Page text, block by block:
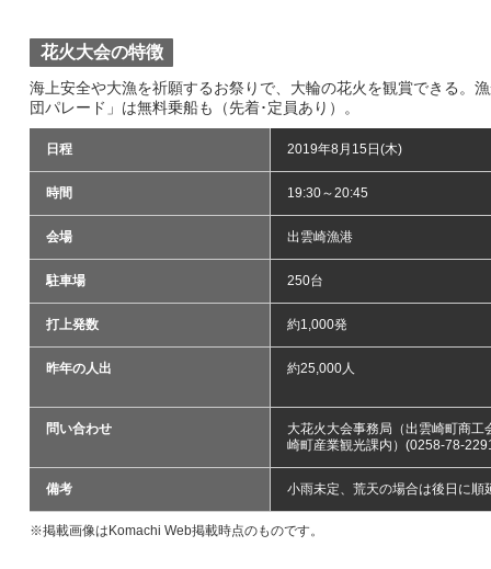
花火大会の特徴
海上安全や大漁を祈願するお祭りで、大輪の花火を観賞できる。
団パレード」は無料乗船も（先着･定員あり）。
日程 2019年8月15日(木)
時間 19:30～20:45
会場 出雲崎漁港
駐車場 250台
打上発数 約1,000発
昨年の人出 約25,000人
問い合わせ
大花火大会事務局（出雲崎町商
崎町産業観光課内）(0258-78-
備考 小雨未定、荒天の場合は後日に順
※掲載画像はKomachi Web掲載時点のものです。